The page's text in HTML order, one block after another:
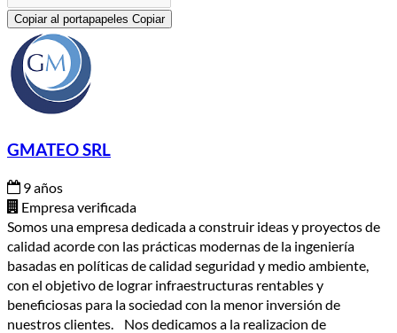
Copiar al portapapeles Copiar
GMATEO SRL
9 años
Empresa verificada
Somos una empresa dedicada a construir ideas y proyectos de
calidad acorde con las prácticas modernas de la ingeniería
basadas en políticas de calidad seguridad y medio ambiente,
con el objetivo de lograr infraestructuras rentables y
beneficiosas para la sociedad con la menor inversión de
nuestros clientes. Nos dedicamos a la realizacion de